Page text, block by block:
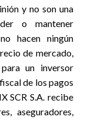
y no son una
o mantener
hacen ningún
de mercado,
un inversor
de los pagos
SCR S.A. recibe
aseguradores,